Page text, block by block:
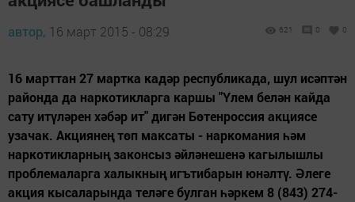
автор, 16 март 2015 - 08:29 621 0 0
16 марттан 27 мартка кадәр республикада, шул исәптән
районда да наркотикларга каршы "Үлем белән кайда
сату итүләрен хәбәр ит" дигән Бөтенроссия акциясе
узачак. Акциянең төп максаты - наркомания һәм
наркотикларның законсыз әйләнешенә кагылышлы
проблемаларга халыкның игътибарын юнәлтү. Әлеге
акция кысаларында теләге булган һәркем 8 (843) 274-